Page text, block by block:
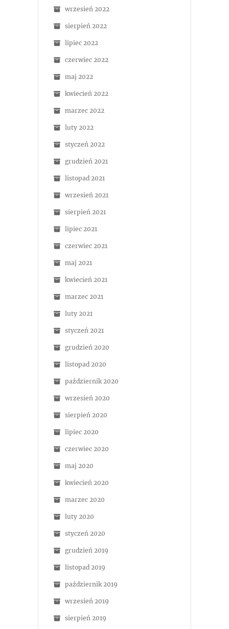
wrzesień 2022
sierpień 2022
lipiec 2022
czerwiec 2022
maj 2022
kwiecień 2022
marzec 2022
luty 2022
styczeń 2022
grudzień 2021
listopad 2021
wrzesień 2021
sierpień 2021
lipiec 2021
czerwiec 2021
maj 2021
kwiecień 2021
marzec 2021
luty 2021
styczeń 2021
grudzień 2020
listopad 2020
październik 2020
wrzesień 2020
sierpień 2020
lipiec 2020
czerwiec 2020
maj 2020
kwiecień 2020
marzec 2020
luty 2020
styczeń 2020
grudzień 2019
listopad 2019
październik 2019
wrzesień 2019
sierpień 2019